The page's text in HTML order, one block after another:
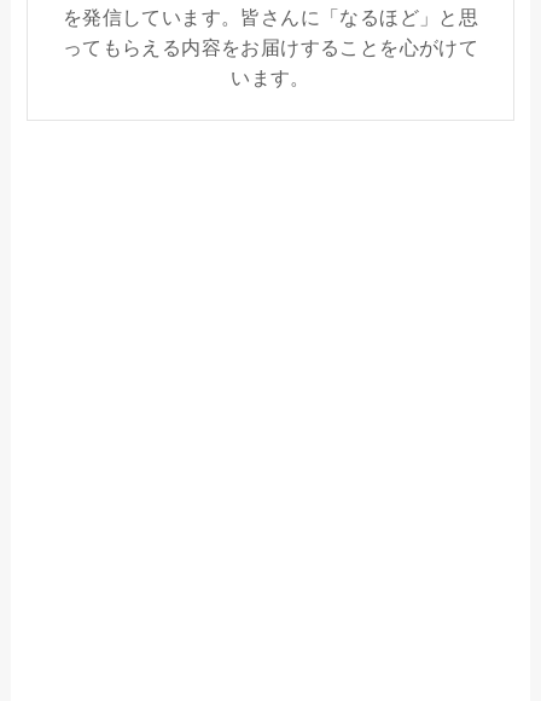
を発信しています。皆さんに「なるほど」と思
ってもらえる内容をお届けすることを心がけて
います。